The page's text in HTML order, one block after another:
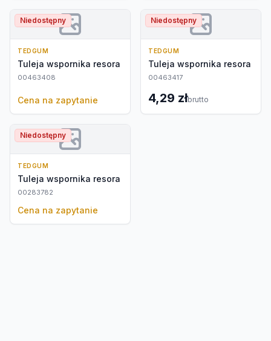
Niedostępny
TEDGUM
Tuleja wspornika resora
00463408
Cena na zapytanie
Niedostępny
TEDGUM
Tuleja wspornika resora
00463417
4,29 złbrutto
Niedostępny
TEDGUM
Tuleja wspornika resora
00283782
Cena na zapytanie